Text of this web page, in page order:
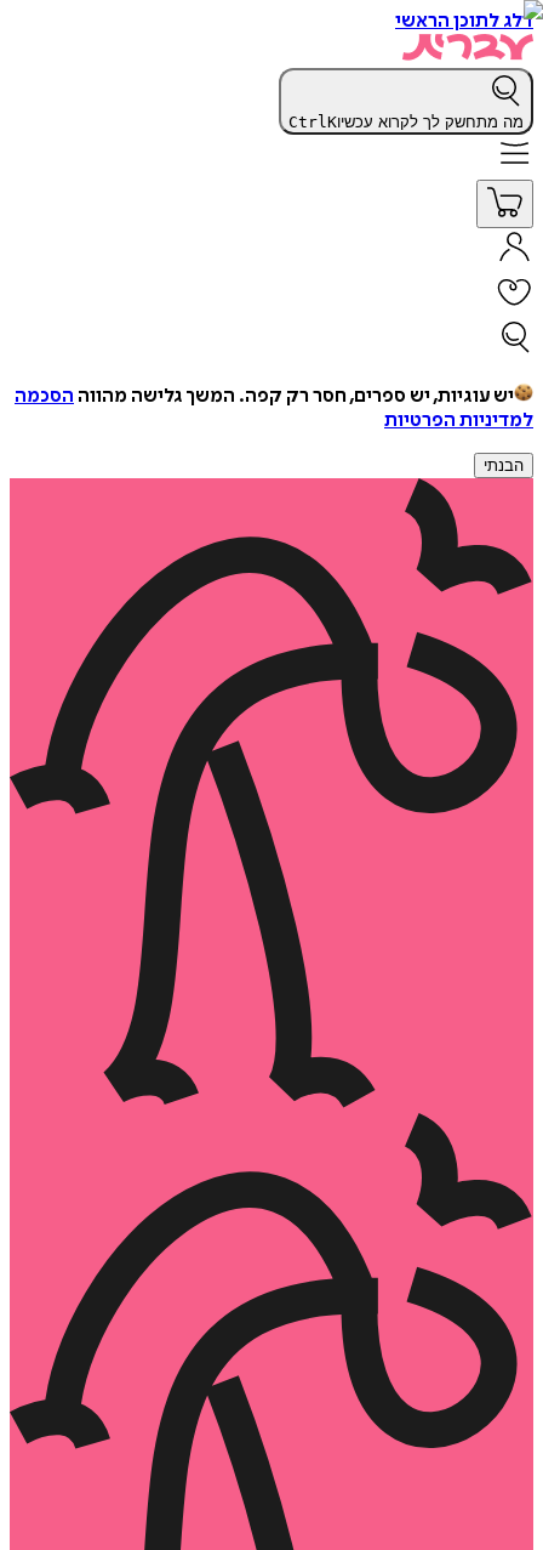
דלג לתוכן הראשי
מה מתחשק לך לקרוא עכשיו CtrlK
יש עוגיות, יש ספרים, חסר רק קפה. המשך גלישה מהווה הסכמה
למדיניות הפרטיות
הבנתי